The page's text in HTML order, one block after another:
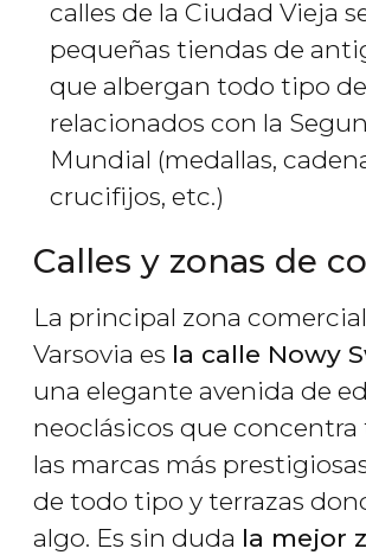
calles de la Ciudad Vieja
pequeñas tiendas de
que albergan todo tipo
relacionados con la
Mundial (medallas,
crucifijos, etc.)
Calles y zonas de
La principal zona
Varsovia es la calle Nowy
una elegante avenida de
neoclásicos que concentra
las marcas más
de todo tipo y terrazas
algo. Es sin duda la mejor